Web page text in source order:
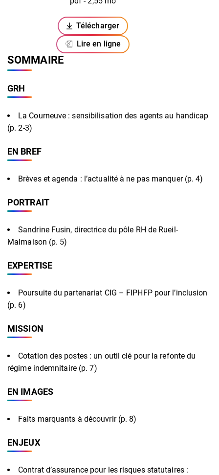
Télécharger
(ouverture dans un nouvel onglet)
Lire en ligne
SOMMAIRE
GRH
La Courneuve : sensibilisation des agents au handicap
(p. 2-3)
EN BREF
Brèves et agenda : l’actualité à ne pas manquer (p. 4)
PORTRAIT
Sandrine Fusin, directrice du pôle RH de Rueil-
Malmaison (p. 5)
EXPERTISE
Poursuite du partenariat CIG – FIPHFP pour l’inclusion
(p. 6)
MISSION
Cotation des postes : un outil clé pour la refonte du
régime indemnitaire (p. 7)
EN IMAGES
Faits marquants à découvrir (p. 8)
ENJEUX
Contrat d’assurance pour les risques statutaires :